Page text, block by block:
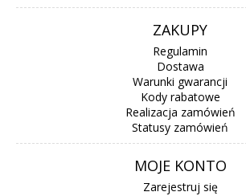
ZAKUPY
Regulamin
Dostawa
Warunki gwarancji
Kody rabatowe
Realizacja zamówień
Statusy zamówień
MOJE KONTO
Zarejestruj się